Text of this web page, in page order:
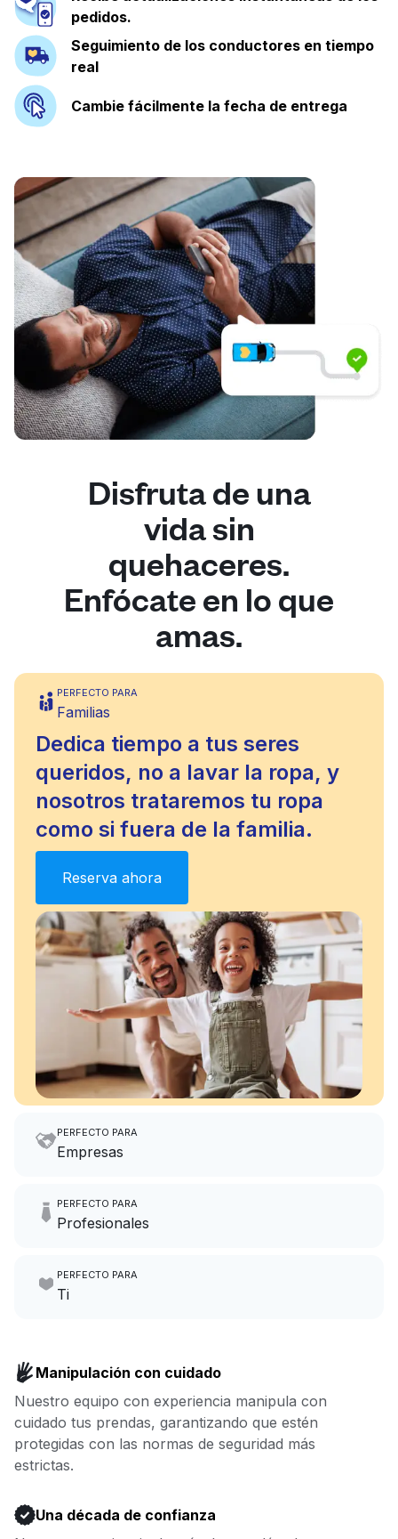
pedidos.
Seguimiento de los conductores en tiempo
real
Cambie fácilmente la fecha de entrega
Disfruta de una
vida sin
quehaceres.
Enfócate en lo que
amas.
PERFECTO PARA
Familias
Dedica tiempo a tus seres
queridos, no a lavar la ropa, y
nosotros trataremos tu ropa
como si fuera de la familia.
Reserva ahora
PERFECTO PARA
Empresas
mes para enfocarte en el
Ir a la lavandería por negocios
PERFECTO PARA
Profesionales
nuestro trabajo mientras tú te
PERFECTO PARA
Ti
nosotros nos ocupamos de
todo.
Reserva ahora
Manipulación con cuidado
Nuestro equipo con experiencia manipula con
cuidado tus prendas, garantizando que estén
protegidas con las normas de seguridad más
estrictas.
Una década de confianza